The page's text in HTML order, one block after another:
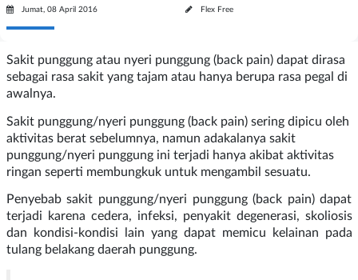
Jumat, 08 April 2016 Flex Free
Sakit punggung atau nyeri punggung (back pain) dapat dirasa
sebagai rasa sakit yang tajam atau hanya berupa rasa pegal di
awalnya.
Sakit punggung/nyeri punggung (back pain) sering dipicu oleh
aktivitas berat sebelumnya, namun adakalanya sakit
punggung/nyeri punggung ini terjadi hanya akibat aktivitas
ringan seperti membungkuk untuk mengambil sesuatu.
Penyebab sakit punggung/nyeri punggung (back pain) dapat
terjadi karena cedera, infeksi, penyakit degenerasi, skoliosis
dan kondisi-kondisi lain yang dapat memicu kelainan pada
tulang belakang daerah punggung.